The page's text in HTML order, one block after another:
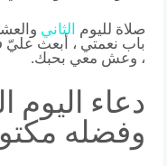
صلاة لليوم الثاني
باب نعمتي ، أبعث عليّ
، وعش معي بحبك.
دعاء اليوم
وفضله